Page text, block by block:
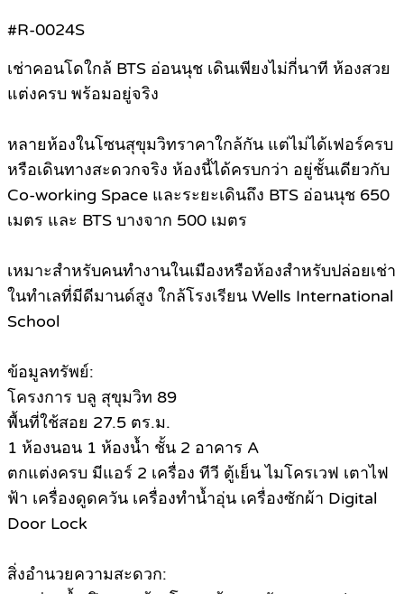
#R-0024S
เช่าคอนโดใกล้ BTS อ่อนนุช เดินเพียงไม่กี่นาที ห้องสวย
แต่งครบ พร้อมอยู่จริง
หลายห้องในโซนสุขุมวิทราคาใกล้กัน แต่ไม่ได้เฟอร์ครบ
หรือเดินทางสะดวกจริง ห้องนี้ได้ครบกว่า อยู่ชั้นเดียวกับ
Co-working Space และระยะเดินถึง BTS อ่อนนุช 650
เมตร และ BTS บางจาก 500 เมตร
เหมาะสำหรับคนทำงานในเมืองหรือห้องสำหรับปล่อยเช่า
ในทำเลที่มีดีมานด์สูง ใกล้โรงเรียน Wells International
School
ข้อมูลทรัพย์:
โครงการ บลู สุขุมวิท 89
พื้นที่ใช้สอย 27.5 ตร.ม.
1 ห้องนอน 1 ห้องน้ำ ชั้น 2 อาคาร A
ตกแต่งครบ มีแอร์ 2 เครื่อง ทีวี ตู้เย็น ไมโครเวฟ เตาไฟ
ฟ้า เครื่องดูดควัน เครื่องทำน้ำอุ่น เครื่องซักผ้า Digital
Door Lock
สิ่งอำนวยความสะดวก: